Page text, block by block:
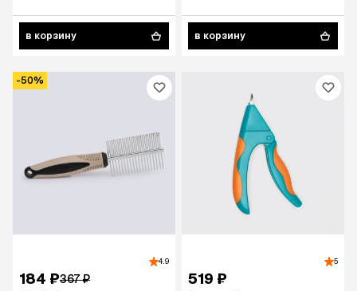
в корзину в корзину
-50%
4.9
184 ₽367 ₽
5
519 ₽